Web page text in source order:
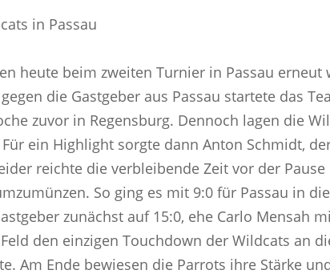
heute beim zweiten Turnier in Passau erneut
die Gastgeber aus Passau startete das
zuvor in Regensburg. Dennoch lagen die
ein Highlight sorgte dann Anton Schmidt,
reichte die verbleibende Zeit vor der
So ging es mit 9:0 für Passau in
zunächst auf 15:0, ehe Carlo Mensah
den einzigen Touchdown der Wildcats an
Am Ende bewiesen die Parrots ihre Stärke